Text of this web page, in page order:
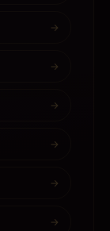
→
→
→
→
→
→